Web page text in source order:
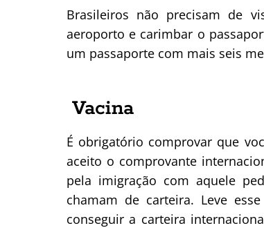
Brasileiros não precisam de
aeroporto e carimbar o
um passaporte com mais seis
Vacina
É obrigatório comprovar que
aceito o comprovante
pela imigração com aquele
chamam de carteira. Leve
conseguir a carteira